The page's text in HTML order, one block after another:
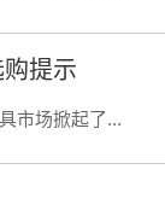
提示
市场掀起了...